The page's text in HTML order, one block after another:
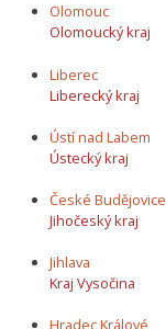
Olomouc
Olomoucký kraj
Liberec
Liberecký kraj
Ústí nad Labem
Ústecký kraj
České Budějovice
Jihočeský kraj
Jihlava
Kraj Vysočina
Hradec Králové